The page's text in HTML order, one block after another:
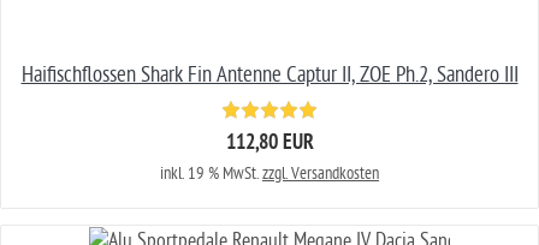
Haifischflossen Shark Fin Antenne Captur II, ZOE Ph.2, Sandero III
112,80 EUR
inkl. 19 % MwSt.zzgl. Versandkosten